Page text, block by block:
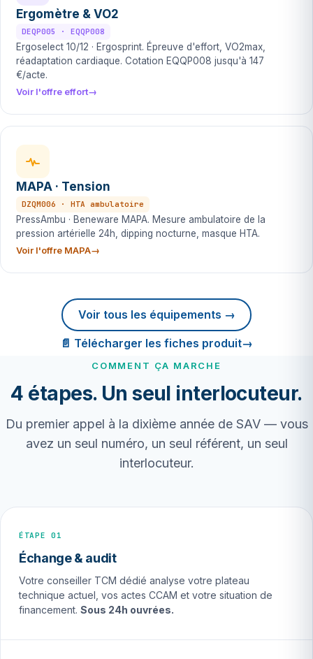
Ergomètre & VO2
DEQP005 · EQQP008
Ergoselect 10/12 · Ergosprint. Épreuve d'effort, VO2max,
réadaptation cardiaque. Cotation EQQP008 jusqu'à 147
€/acte.
Voir l'offre effort
MAPA · Tension
DZQM006 · HTA ambulatoire
PressAmbu · Beneware MAPA. Mesure ambulatoire de la
pression artérielle 24h, dipping nocturne, masque HTA.
Voir l'offre MAPA
Voir tous les équipements →
📄 Télécharger les fiches produit
COMMENT ÇA MARCHE
4 étapes. Un seul interlocuteur.
Du premier appel à la dixième année de SAV — vous
avez un seul numéro, un seul référent, un seul
interlocuteur.
ÉTAPE 01
Échange & audit
Votre conseiller TCM dédié analyse votre plateau
technique actuel, vos actes CCAM et votre situation de
financement. Sous 24h ouvrées.